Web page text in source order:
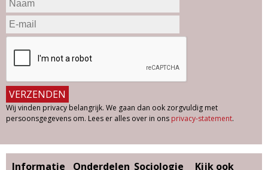
Wij vinden privacy belangrijk. We gaan dan ook zorgvuldig met
persoonsgegevens om. Lees er alles over in ons privacy-statement.
Informatie Onderdelen Sociologie Kijk ook